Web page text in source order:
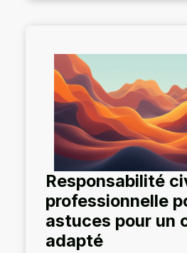
Responsabilité
professionnelle
astuces pour un
adapté